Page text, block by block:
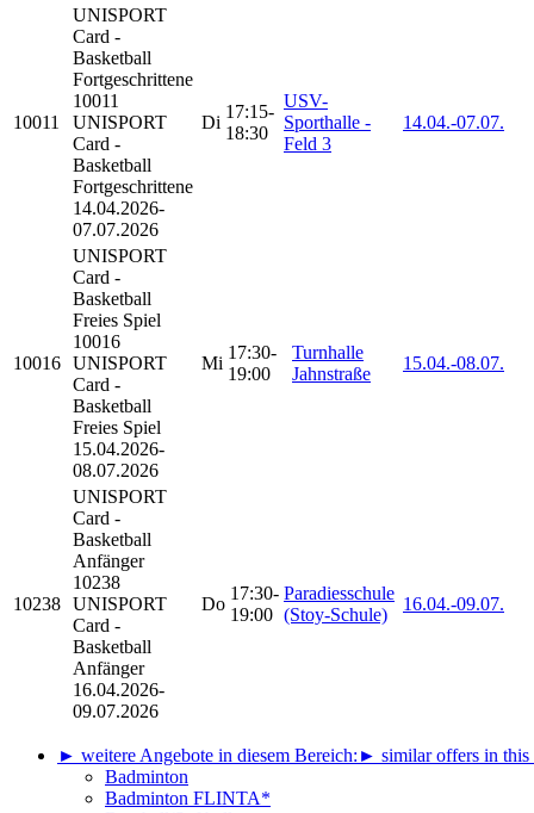
10011
UNISPORT
Card -
Basketball
Fortgeschrittene
10011
UNISPORT
Card -
Basketball
Fortgeschrittene
14.04.2026-
07.07.2026
Di
17:15-
18:30
USV-
Sporthalle -
Feld 3
14.04.-07.07.
10016
UNISPORT
Card -
Basketball
Freies Spiel
10016
UNISPORT
Card -
Basketball
Freies Spiel
15.04.2026-
08.07.2026
Mi
17:30-
19:00
Turnhalle
Jahnstraße
15.04.-08.07.
10238
UNISPORT
Card -
Basketball
Anfänger
10238
UNISPORT
Card -
Basketball
Anfänger
16.04.2026-
09.07.2026
Do
17:30-
19:00
Paradiesschule
(Stoy-Schule)
16.04.-09.07.
► weitere Angebote in diesem Bereich: ► similar offers in this
Badminton
Badminton FLINTA*